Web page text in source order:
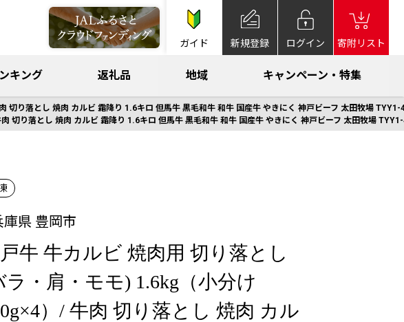
ガイド 新規登録 ログイン 寄附リスト
キング 返礼品 地域 キャンペーン・特集
り落とし 焼肉 カルビ 霜降り 1.6キロ 但馬牛 黒毛和牛 和牛 国産牛 やきにく 神戸ビーフ 太田牧場 TYY1-
切り落とし 焼肉 カルビ 霜降り 1.6キロ 但馬牛 黒毛和牛 和牛 国産牛 やきにく 神戸ビーフ 太田牧場
庫県 豊岡市
牛 牛カルビ 焼肉用 切り落とし
ラ・肩・モモ) 1.6kg（小分け
）/ 牛肉 切り落とし 焼肉 カル